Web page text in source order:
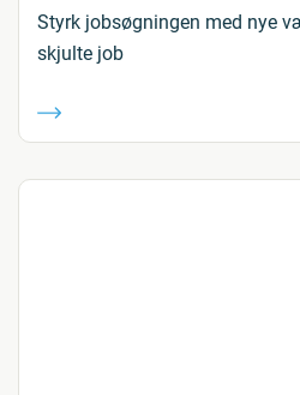
Styrk jobsøgningen med nye
skjulte job